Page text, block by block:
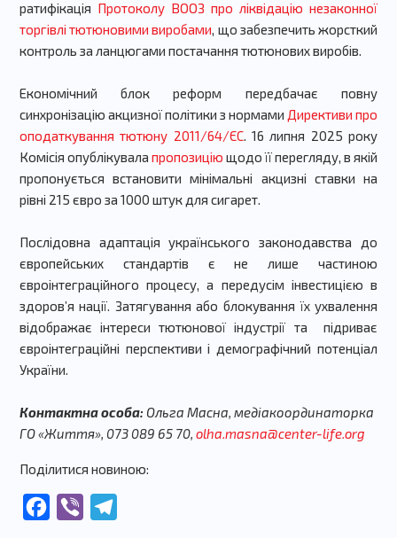
ратифікація Протоколу ВООЗ про ліквідацію незаконної
торгівлі тютюновими виробами, що забезпечить жорсткий
контроль за ланцюгами постачання тютюнових виробів.
Економічний блок реформ передбачає повну
синхронізацію акцизної політики з нормами Директиви про
оподаткування тютюну 2011/64/ЄС. 16 липня 2025 року
Комісія опублікувала пропозицію щодо її перегляду, в якій
пропонується встановити мінімальні акцизні ставки на
рівні 215 євро за 1000 штук для сигарет.
Послідовна адаптація українського законодавства до
європейських стандартів є не лише частиною
євроінтеграційного процесу, а передусім інвестицією в
здоров’я нації. Затягування або блокування їх ухвалення
відображає інтереси тютюнової індустрії та підриває
євроінтеграційні перспективи і демографічний потенціал
України.
Контактна особа: Ольга Масна, медіакоординаторка
ГО «Життя», 073 089 65 70, olha.masna@center-life.org
Поділитися новиною:
Facebook
Viber